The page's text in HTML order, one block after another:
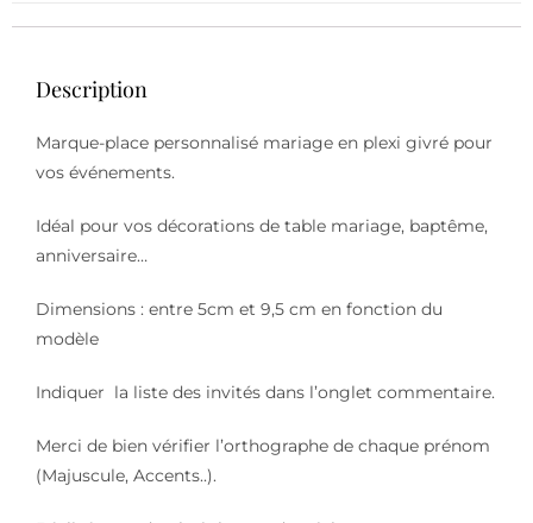
Description
Marque-place personnalisé mariage en plexi givré pour
vos événements.
Idéal pour vos décorations de table mariage, baptême,
anniversaire…
Dimensions : entre 5cm et 9,5 cm en fonction du
modèle
Indiquer la liste des invités dans l’onglet commentaire.
Merci de bien vérifier l’orthographe de chaque prénom
(Majuscule, Accents..).